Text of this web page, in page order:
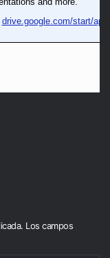
Los campos